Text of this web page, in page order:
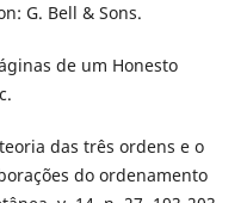
G. Bell & Sons.
de um Honesto
das três ordens e o
do ordenamento